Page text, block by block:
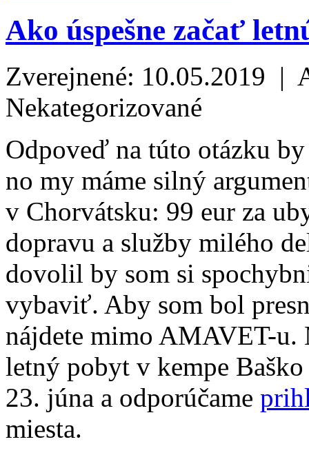
Ako úspešne začať
Zverejnené: 10.05.2019 |
Nekategorizované
Odpoveď na túto otázku
no my máme silný
v Chorvátsku: 99 eur za
dopravu a služby milého
dovolil by som si
vybaviť. Aby som bol
nájdete mimo AMAVET-u.
letný pobyt v kempe
23. júna a odporúčame
miesta.